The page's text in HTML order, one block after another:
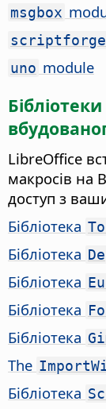
msgbox
scriptforge
uno module
LibreOffice
макросів на
доступ з
Бібліотека
Бібліотека
Бібліотека
Бібліотека
Бібліотека
The
Бібліотека